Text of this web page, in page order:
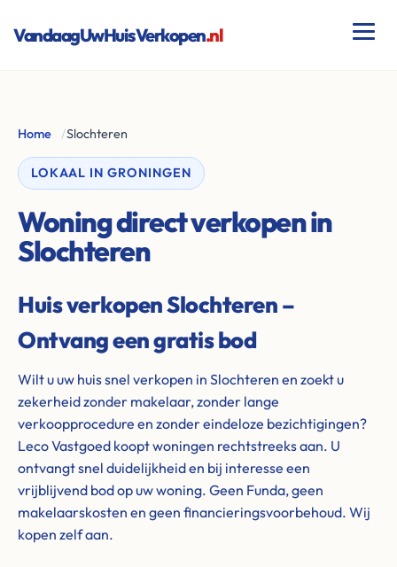
VandaagUwHuisVerkopen.nl
Home /Slochteren
LOKAAL IN GRONINGEN
Woning direct verkopen in
Slochteren
Huis verkopen Slochteren –
Ontvang een gratis bod
Wilt u uw huis snel verkopen in Slochteren en zoekt u
zekerheid zonder makelaar, zonder lange
verkoopprocedure en zonder eindeloze bezichtigingen?
Leco Vastgoed koopt woningen rechtstreeks aan. U
ontvangt snel duidelijkheid en bij interesse een
vrijblijvend bod op uw woning. Geen Funda, geen
makelaarskosten en geen financieringsvoorbehoud. Wij
kopen zelf aan.